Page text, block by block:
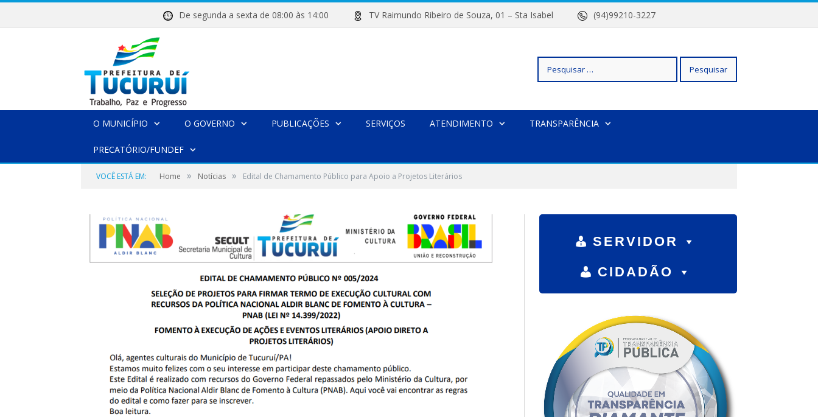
De segunda a sexta de 08:00 às 14:00 TV Raimundo Ribeiro de Souza, 01 – Sta Isabel (94)99210-3227
Pesquisar
O MUNICÍPIO O GOVERNO PUBLICAÇÕES SERVIÇOS ATENDIMENTO TRANSPARÊNCIA
PRECATÓRIO/FUNDEF
VOCÊ ESTÁ EM: Home » Notícias » Edital de Chamamento Público para Apoio a Projetos Literários
SERVIDOR
CIDADÃO